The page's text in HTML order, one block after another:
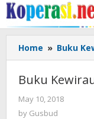
Skip
to
content
Home » Buku
Buku
May 10, 2018
by Gusbud